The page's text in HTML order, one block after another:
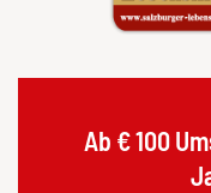
Ab € 100